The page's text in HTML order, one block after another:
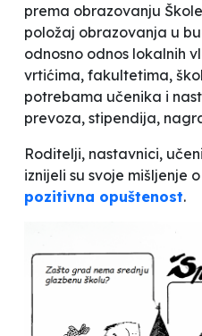
prema obrazovanju
položaj obrazovanja u
odnosno odnos lokalnih
vrtićima, fakultetima,
potrebama učenika i
prevoza, stipendija,
Roditelji, nastavnici,
iznijeli su svoje mišljenje
pozitivna opuštenost.